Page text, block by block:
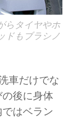
らタイヤやホ
ドもブラシノ
車だけでな
後に身体
はベラン